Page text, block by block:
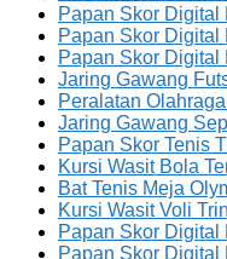
Papan Skor Digital
Papan Skor Digital
Papan Skor Digital
Jaring Gawang
Peralatan
Jaring Gawang
Papan Skor Tenis
Kursi Wasit Bola
Bat Tenis Meja
Kursi Wasit Voli
Papan Skor Digital
Papan Skor Digital